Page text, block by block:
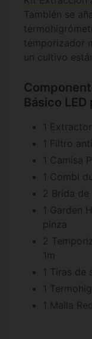
También se
temporizador
un cultivo
Básico
1
1 Filtro
1 Camisa
1 Combi
2 Brida
1 Garden
pinza
2
1m
1 Tiras de
1
1 Malla